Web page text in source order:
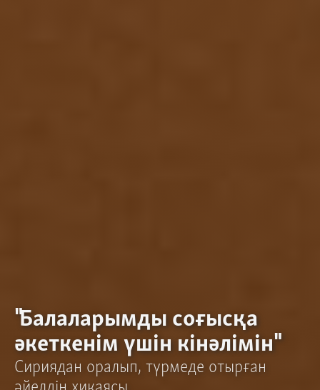
"Балаларымды соғысқа
әкеткенім үшін кінәлімін"
Сириядан оралып, түрмеде отырған